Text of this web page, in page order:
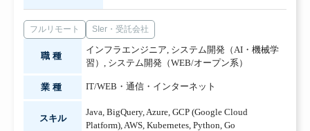
フルリモート SIer・受託会社
職種
インフラエンジニア, システム開発（AI・機械学
習） , システム開発（WEB/オープン系）
業種 IT/WEB・通信・インターネット
スキル
Java, BigQuery,Azure, GCP (Google Cloud
Platform),AWS, Kubernetes, Python, Go